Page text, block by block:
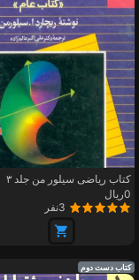
کتاب ریاضی سیلور من جلد ۳
0ریال
3نفر
کتاب دست دوم